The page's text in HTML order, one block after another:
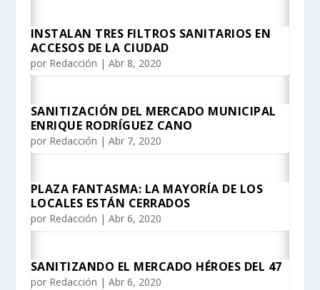
INSTALAN TRES FILTROS SANITARIOS EN
ACCESOS DE LA CIUDAD
por Redacción | Abr 8, 2020
SANITIZACIÓN DEL MERCADO MUNICIPAL
ENRIQUE RODRÍGUEZ CANO
por Redacción | Abr 7, 2020
PLAZA FANTASMA: LA MAYORÍA DE LOS
LOCALES ESTÁN CERRADOS
por Redacción | Abr 6, 2020
SANITIZANDO EL MERCADO HÉROES DEL 47
por Redacción | Abr 6, 2020